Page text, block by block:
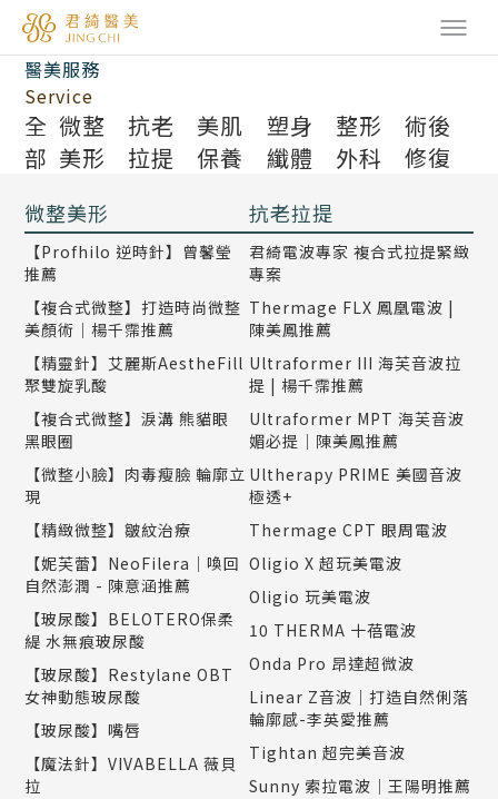
醫美服務
Service
全
部
微整
美形
抗老
拉提
美肌
保養
塑身
纖體
整形
外科
術後
修復
微整美形
【Profhilo 逆時針】曾馨瑩
推薦
【複合式微整】打造時尚微整
美顏術｜楊千霈推薦
【精靈針】艾麗斯AestheFill
聚雙旋乳酸
【複合式微整】淚溝 熊貓眼
黑眼圈
【微整小臉】肉毒瘦臉 輪廓立
現
【精緻微整】皺紋治療
【妮芙蕾】NeoFilera｜喚回
自然澎潤 - 陳意涵推薦
【玻尿酸】BELOTERO保柔
緹 水無痕玻尿酸
【玻尿酸】Restylane OBT
女神動態玻尿酸
【玻尿酸】嘴唇
【魔法針】VIVABELLA 薇貝
拉
抗老拉提
君綺電波專家 複合式拉提緊緻
專案
Thermage FLX 鳳凰電波 |
陳美鳳推薦
Ultraformer III 海芙音波拉
提 | 楊千霈推薦
Ultraformer MPT 海芙音波
媚必提｜陳美鳳推薦
Ultherapy PRIME 美國音波
極透+
Thermage CPT 眼周電波
Oligio X 超玩美電波
Oligio 玩美電波
10 THERMA 十蓓電波
Onda Pro 昂達超微波
Linear Z音波｜打造自然俐落
輪廓感-李英愛推薦
Tightan 超完美音波
Sunny 索拉電波｜王陽明推薦